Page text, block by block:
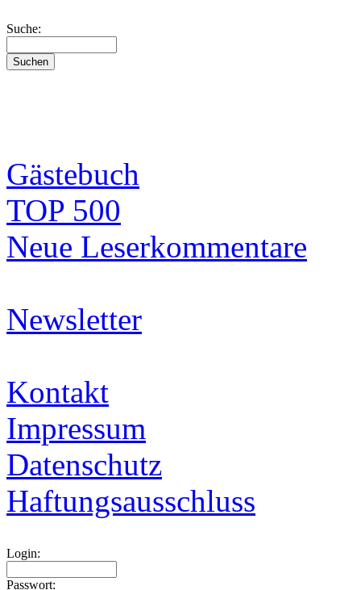
Suche:
Gästebuch
TOP 500
Neue Leserkommentare
Newsletter
Kontakt
Impressum
Datenschutz
Haftungsausschluss
Login:
Passwort: